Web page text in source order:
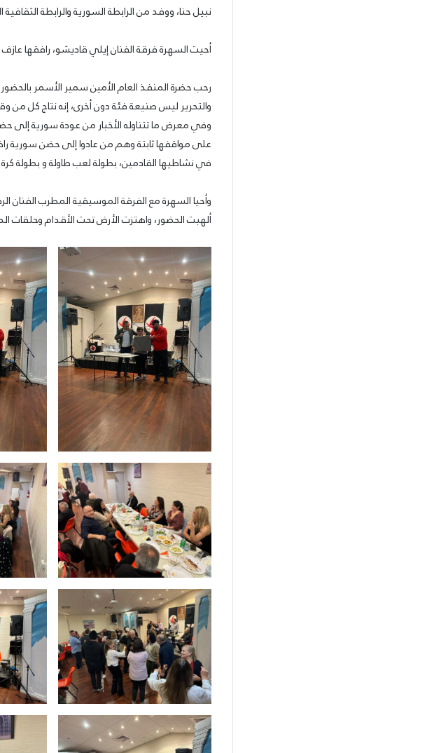
نبيل حنا، ووفد من الرابطة السورية والرابطة
أحيت السهرة فرقة الفنان إيلي قاديشو، رافقها عازف
رحب حضرة المنفذ العام الأمين سمير الأسمر
والتحرير ليس صنيعة فئة دون أخرى، إنه نتاج كل من
وفي معرض ما تتناوله الأخبار من عودة سورية إلى
على مواقفها ثابتة وهم من عادوا إلى حضن سورية
في نشاطيها القادمين، بطولة لعب طاولة و بطولة كرة
وأحيا السهرة مع الفرقة الموسيقية المطرب الفنان
ألهبت الحضور، واهتزت الأرض تحت الأقدام وحلقات